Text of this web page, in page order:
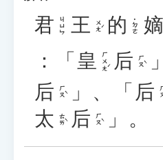
君 ㄐㄩㄣ 王 ㄨㄤˊ 的 ˙ㄉㄜ 嫡
：「 皇 ㄏㄨㄤˊ 后 ㄏㄡˋ
后 ㄏㄡˋ 」、「 后
太 ㄊㄞˋ 后 ㄏㄡˋ 」。